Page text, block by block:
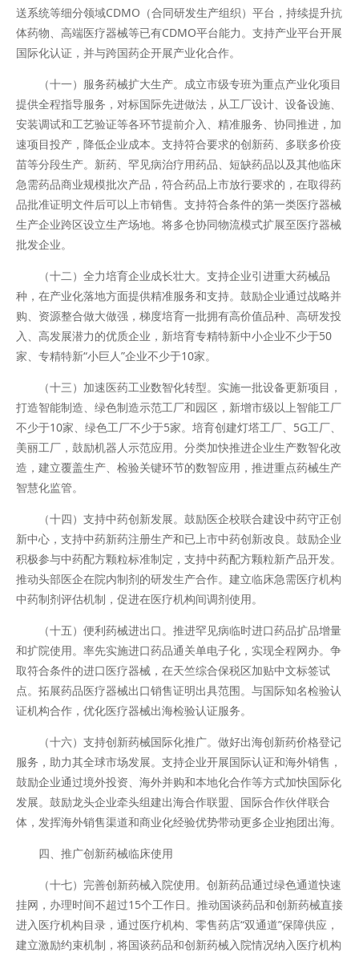
送系统等细分领域CDMO（合同研发生产组织）平台，持续提升抗
体药物、高端医疗器械等已有CDMO平台能力。支持产业平台开展
国际化认证，并与跨国药企开展产业化合作。
（十一）服务药械扩大生产。成立市级专班为重点产业化项目
提供全程指导服务，对标国际先进做法，从工厂设计、设备设施、
安装调试和工艺验证等各环节提前介入、精准服务、协同推进，加
速项目投产，降低企业成本。支持符合要求的创新药、多联多价疫
苗等分段生产。新药、罕见病治疗用药品、短缺药品以及其他临床
急需药品商业规模批次产品，符合药品上市放行要求的，在取得药
品批准证明文件后可以上市销售。支持符合条件的第一类医疗器械
生产企业跨区设立生产场地。将多仓协同物流模式扩展至医疗器械
批发企业。
（十二）全力培育企业成长壮大。支持企业引进重大药械品
种，在产业化落地方面提供精准服务和支持。鼓励企业通过战略并
购、资源整合做大做强，梯度培育一批拥有高价值品种、高研发投
入、高发展潜力的优质企业，新培育专精特新中小企业不少于50
家、专精特新“小巨人”企业不少于10家。
（十三）加速医药工业数智化转型。实施一批设备更新项目，
打造智能制造、绿色制造示范工厂和园区，新增市级以上智能工厂
不少于10家、绿色工厂不少于5家。培育创建灯塔工厂、5G工厂、
美丽工厂，鼓励机器人示范应用。分类加快推进企业生产数智化改
造，建立覆盖生产、检验关键环节的数智应用，推进重点药械生产
智慧化监管。
（十四）支持中药创新发展。鼓励医企校联合建设中药守正创
新中心，支持中药新药注册生产和已上市中药创新改良。鼓励企业
积极参与中药配方颗粒标准制定，支持中药配方颗粒新产品开发。
推动头部医企在院内制剂的研发生产合作。建立临床急需医疗机构
中药制剂评估机制，促进在医疗机构间调剂使用。
（十五）便利药械进出口。推进罕见病临时进口药品扩品增量
和扩院使用。率先实施进口药品通关单电子化，实现全程网办。争
取符合条件的进口医疗器械，在天竺综合保税区加贴中文标签试
点。拓展药品医疗器械出口销售证明出具范围。与国际知名检验认
证机构合作，优化医疗器械出海检验认证服务。
（十六）支持创新药械国际化推广。做好出海创新药价格登记
服务，助力其全球市场发展。支持企业开展国际认证和海外销售，
鼓励企业通过境外投资、海外并购和本地化合作等方式加快国际化
发展。鼓励龙头企业牵头组建出海合作联盟、国际合作伙伴联合
体，发挥海外销售渠道和商业化经验优势带动更多企业抱团出海。
四、推广创新药械临床使用
（十七）完善创新药械入院使用。创新药品通过绿色通道快速
挂网，办理时间不超过15个工作日。推动国谈药品和创新药械直接
进入医疗机构目录，通过医疗机构、零售药店“双通道”保障供应，
建立激励约束机制，将国谈药品和创新药械入院情况纳入医疗机构